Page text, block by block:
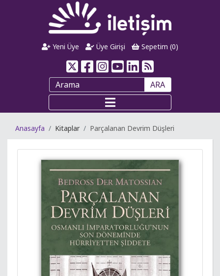
Yeni Üye Üye Girişi Sepetim (0)
ARA
Anasayfa Kitaplar Parçalanan Devrim Düşleri